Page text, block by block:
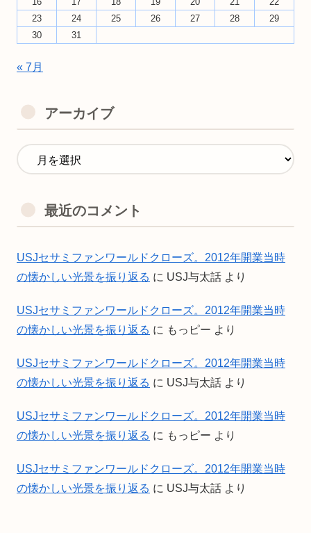
23
24 25 26 27 28
29
30
31
« 7月
アーカイブ
最近のコメント
USJセサミファンワールドクローズ。2012年開業当時
の懐かしい光景を振り返る に USJ与太話 より
USJセサミファンワールドクローズ。2012年開業当時
の懐かしい光景を振り返る に もっピー より
USJセサミファンワールドクローズ。2012年開業当時
の懐かしい光景を振り返る に USJ与太話 より
USJセサミファンワールドクローズ。2012年開業当時
の懐かしい光景を振り返る に もっピー より
USJセサミファンワールドクローズ。2012年開業当時
の懐かしい光景を振り返る に USJ与太話 より